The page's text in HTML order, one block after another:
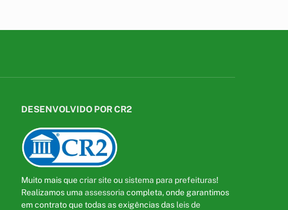
DESENVOLVIDO POR CR2
Muito mais quecriar siteou sistema para prefeituras!
Realizamos uma assessoria completa, onde garantimos
em contrato que todas as exigências das leis de